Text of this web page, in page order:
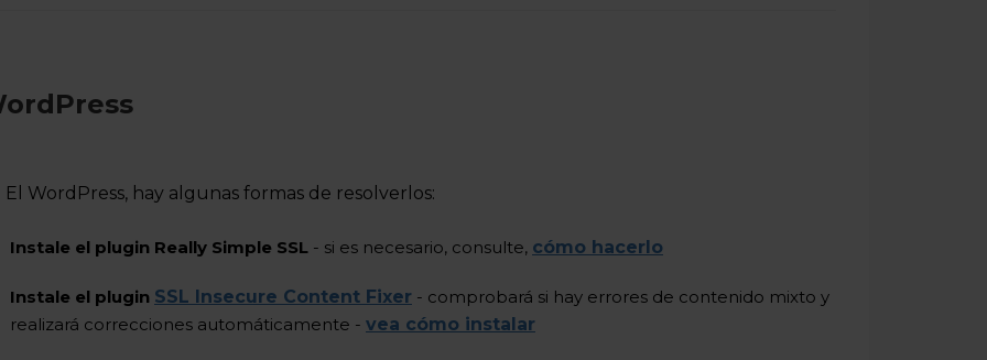
El WordPress, hay algunas formas de resolverlos:
Instale el plugin Really Simple SSL - si es necesario, consulte, cómo hacerlo
Instale el plugin SSL Insecure Content Fixer - comprobará si hay errores de contenido mixto y
realizará correcciones automáticamente - vea cómo instalar